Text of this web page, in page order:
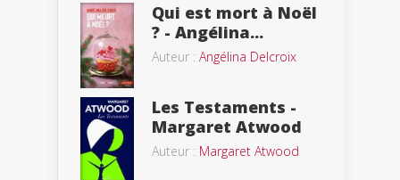
Qui est mort à Noël
? - Angélina...
Auteur : Angélina Delcroix
Les Testaments -
Margaret Atwood
Auteur : Margaret Atwood